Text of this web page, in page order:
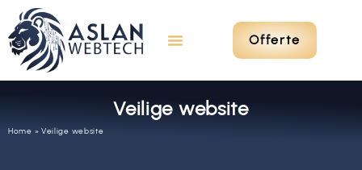
Offerte
Veilige website
Home » Veilige website